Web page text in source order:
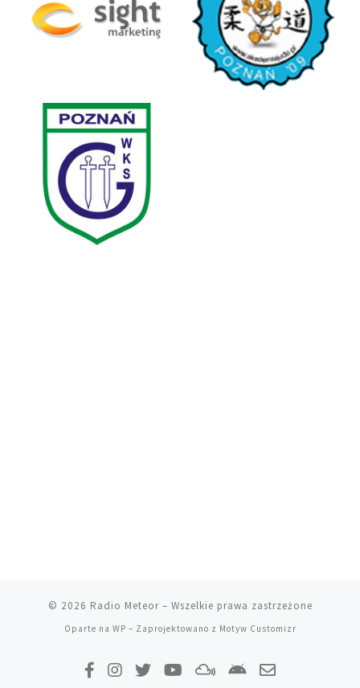
© 2026 Radio Meteor– Wszelkie prawa zastrzeżone
Oparte na WP – Zaprojektowano z Motyw Customizr